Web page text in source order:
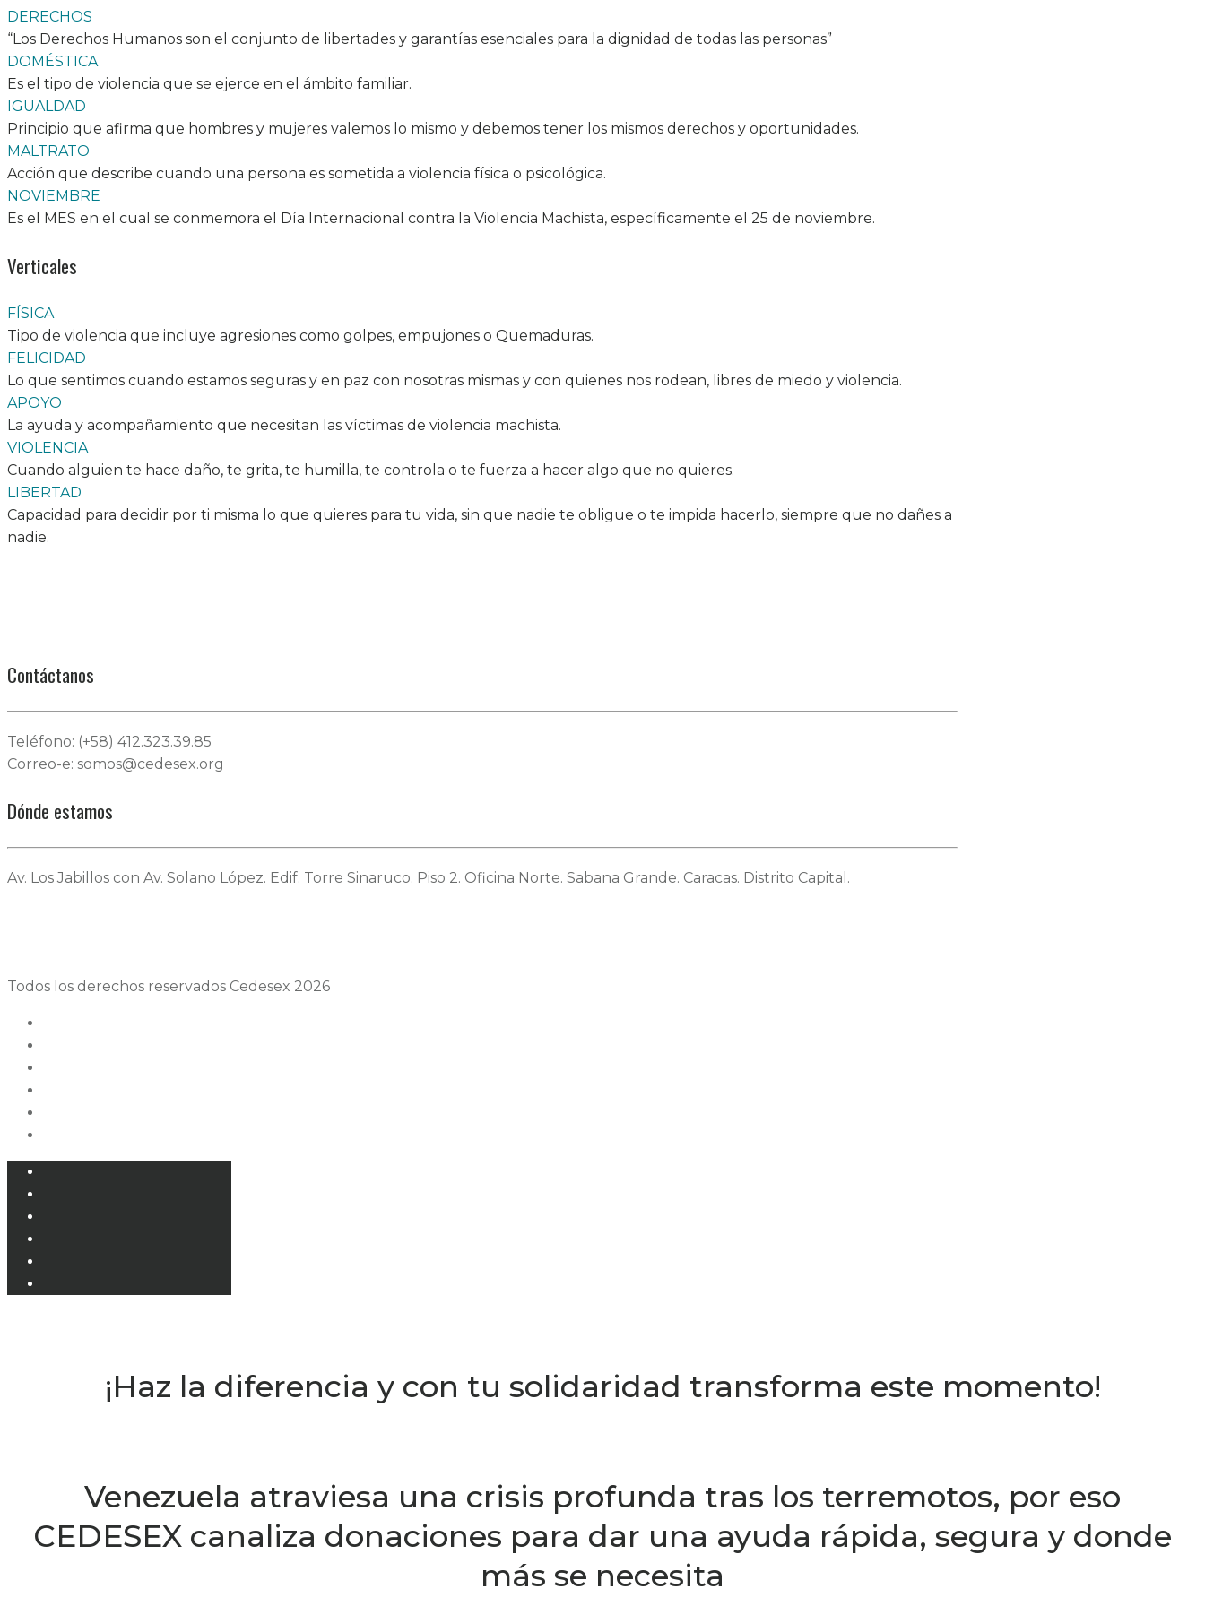
DERECHOS
“Los Derechos Humanos son el conjunto de libertades y garantías esenciales para la dignidad de todas las personas”
DOMÉSTICA
Es el tipo de violencia que se ejerce en el ámbito familiar.
IGUALDAD
Principio que afirma que hombres y mujeres valemos lo mismo y debemos tener los mismos derechos y oportunidades.
MALTRATO
Acción que describe cuando una persona es sometida a violencia física o psicológica.
NOVIEMBRE
Es el MES en el cual se conmemora el Día Internacional contra la Violencia Machista, específicamente el 25 de noviembre.
Verticales
FÍSICA
Tipo de violencia que incluye agresiones como golpes, empujones o Quemaduras.
FELICIDAD
Lo que sentimos cuando estamos seguras y en paz con nosotras mismas y con quienes nos rodean, libres de miedo y violencia.
APOYO
La ayuda y acompañamiento que necesitan las víctimas de violencia machista.
VIOLENCIA
Cuando alguien te hace daño, te grita, te humilla, te controla o te fuerza a hacer algo que no quieres.
LIBERTAD
Capacidad para decidir por ti misma lo que quieres para tu vida, sin que nadie te obligue o te impida hacerlo, siempre que no dañes a
nadie.
Contáctanos
Teléfono: (+58) 412.323.39.85
Correo-e: somos@cedesex.org
Dónde estamos
Av. Los Jabillos con Av. Solano López. Edif. Torre Sinaruco. Piso 2. Oficina Norte. Sabana Grande. Caracas. Distrito Capital.
Todos los derechos reservados Cedesex 2026
¡Haz la diferencia y con tu solidaridad transforma este momento!
Venezuela atraviesa una crisis profunda tras los terremotos, por eso
CEDESEX canaliza donaciones para dar una ayuda rápida, segura y donde
más se necesita